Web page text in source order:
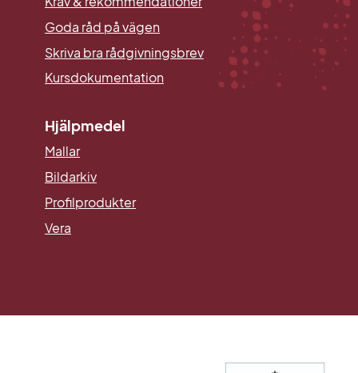
Goda råd på vägen
Skriva bra rådgivningsbrev
Kursdokumentation
Hjälpmedel
Mallar
BildarkivLänk till annan webbplats.
Profilprodukter
Vera